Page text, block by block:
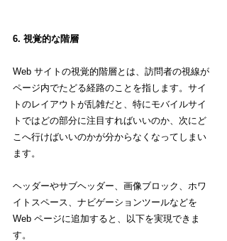
6. 視覚的な階層
Web サイトの視覚的階層とは、訪問者の視線が
ページ内でたどる経路のことを指します。サイ
トのレイアウトが乱雑だと、特にモバイルサイ
トではどの部分に注目すればいいのか、次にど
こへ行けばいいのかが分からなくなってしまい
ます。
ヘッダーやサブヘッダー、画像ブロック、ホワ
イトスペース、ナビゲーションツールなどを
Web ページに追加すると、以下を実現できま
す。